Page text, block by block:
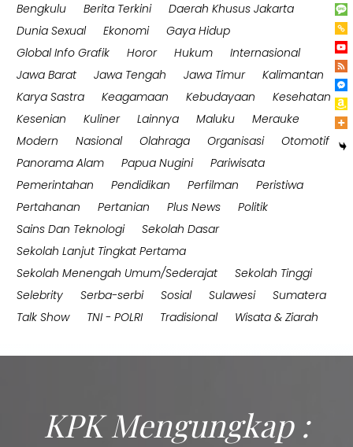
Bengkulu
Berita Terkini
Daerah Khusus Jakarta
Dunia Sexual
Ekonomi
Gaya Hidup
Global Info Grafik
Horor Hukum
Internasional
Jawa Barat
Jawa Tengah Jawa Timur
Kalimantan
Karya Sastra
Keagamaan Kebudayaan
Kesehatan
Kesenian
Kuliner Lainnya Maluku
Merauke
Modern
Nasional Olahraga Organisasi
Otomotif
Panorama Alam
Papua Nugini
Pariwisata
Pemerintahan
Pendidikan Perfilman
Peristiwa
Pertahanan
Pertanian Plus News
Politik
Sains Dan Teknologi
Sekolah Dasar
Sekolah Lanjut Tingkat Pertama
Sekolah Menengah Umum/Sederajat
Sekolah Tinggi
Selebrity
Serba-serbi Sosial Sulawesi
Sumatera
Talk Show
TNI - POLRI Tradisional Wisata & Ziarah
KPK Mengungkap :